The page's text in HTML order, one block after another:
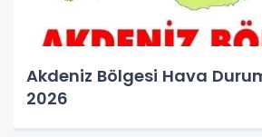
Akdeniz Bölgesi Hava
2026